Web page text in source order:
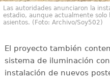
Las autoridades anunciaron la
estadio, aunque actualmente
asientos. (Foto: Archivo/Soy502)
El proyecto también
sistema de iluminación
instalación de nuevos